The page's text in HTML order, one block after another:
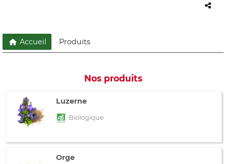
Accueil Produits
Nos produits
Luzerne
Biologique
Orge